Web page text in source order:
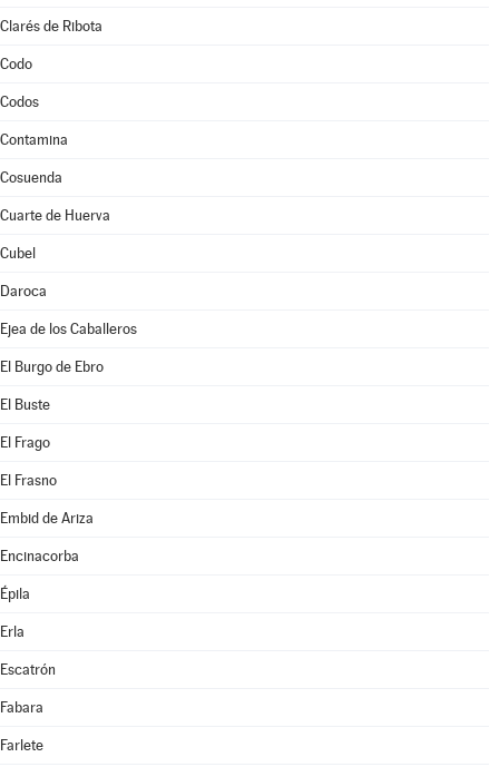
Clarés de Ribota
Codo
Codos
Contamina
Cosuenda
Cuarte de Huerva
Cubel
Daroca
Ejea de los Caballeros
El Burgo de Ebro
El Buste
El Frago
El Frasno
Embid de Ariza
Encinacorba
Épila
Erla
Escatrón
Fabara
Farlete